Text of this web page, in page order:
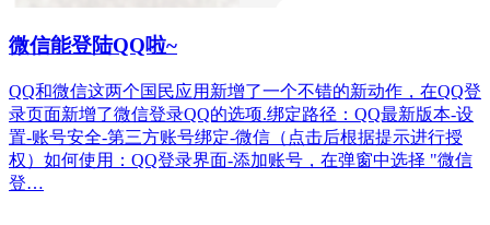
微信能登陆QQ啦~
QQ和微信这两个国民应用新增了一个不错的新动作，在QQ登
录页面新增了微信登录QQ的选项.绑定路径：QQ最新版本-设
置-账号安全-第三方账号绑定-微信（点击后根据提示进行授
权）如何使用：QQ登录界面-添加账号，在弹窗中选择 "微信
登…